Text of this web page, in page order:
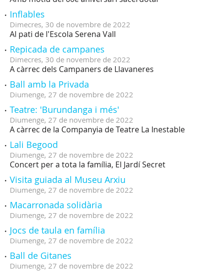
Inflables
Dimecres, 30 de novembre de 2022
Al pati de l'Escola Serena Vall
Repicada de campanes
Dimecres, 30 de novembre de 2022
A càrrec dels Campaners de Llavaneres
Ball amb la Privada
Diumenge, 27 de novembre de 2022
Teatre: 'Burundanga i més'
Diumenge, 27 de novembre de 2022
A càrrec de la Companyia de Teatre La Inestable
Lali Begood
Diumenge, 27 de novembre de 2022
Concert per a tota la família, El Jardí Secret
Visita guiada al Museu Arxiu
Diumenge, 27 de novembre de 2022
Macarronada solidària
Diumenge, 27 de novembre de 2022
Jocs de taula en família
Diumenge, 27 de novembre de 2022
Ball de Gitanes
Diumenge, 27 de novembre de 2022